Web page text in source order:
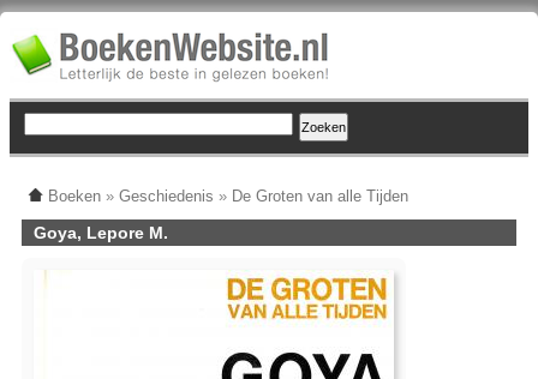
Boeken » Geschiedenis » De Groten van alle Tijden
Goya, Lepore M.